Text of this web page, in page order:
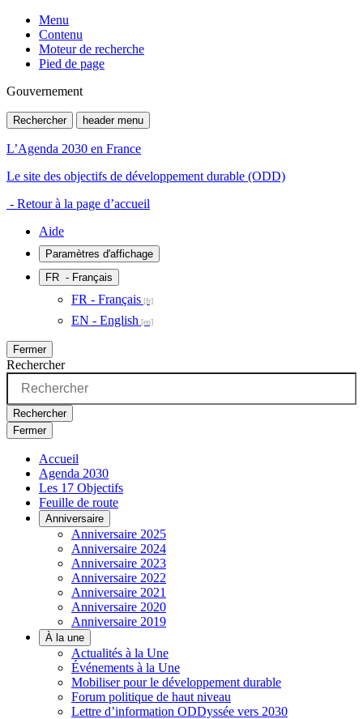
Menu
Contenu
Moteur de recherche
Pied de page
Gouvernement
Rechercher header menu
L’Agenda 2030 en France
Le site des objectifs de développement durable (ODD)
- Retour à la page d’accueil
Aide
Paramètres d'affichage
FR - Français
FR - Français
EN - English
Fermer
Rechercher
Rechercher
Fermer
Accueil
Agenda 2030
Les 17 Objectifs
Feuille de route
Anniversaire
Anniversaire 2025
Anniversaire 2024
Anniversaire 2023
Anniversaire 2022
Anniversaire 2021
Anniversaire 2020
Anniversaire 2019
À la une
Actualités à la Une
Événements à la Une
Mobiliser pour le développement durable
Forum politique de haut niveau
Lettre d’information ODDyssée vers 2030